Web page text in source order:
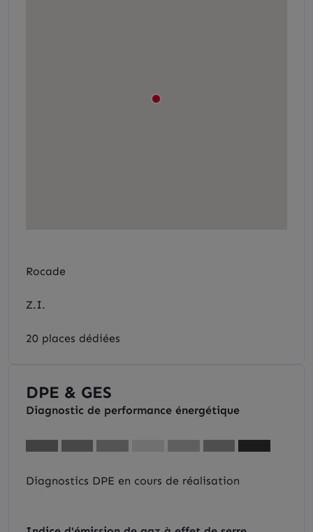
Rocade
Z.I.
20 places dédiées
DPE & GES
Diagnostic de performance énergétique
Diagnostics DPE en cours de réalisation